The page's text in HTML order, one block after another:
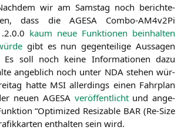
wir am Sams­tag noch berich­te­
dass die AGESA Com­bo-AM4­v2Pi
kaum neue Funk­tio­nen beinhal­ten
gibt es nun gegen­tei­li­ge Aus­sa­gen
soll noch kei­ne Infor­ma­tio­nen dazu
angeb­lich noch unter NDA ste­hen wür­
hat­te MSIaller­dings einen Fahr­plan
neu­en AGESA ver­öf­fent­lichtund ange­
“Opti­mi­zed Resizable BAR (Re-Size
ent­hal­ten sein wird.